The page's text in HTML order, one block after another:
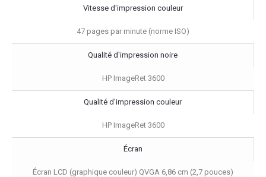
Vitesse d'impression couleur
47 pages par minute (norme ISO)
Qualité d'impression noire
HP ImageRet 3600
Qualité d'impression couleur
HP ImageRet 3600
Écran
Écran LCD (graphique couleur) QVGA 6,86 cm (2,7 pouces)